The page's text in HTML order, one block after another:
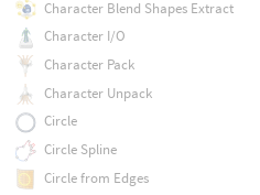
Character Blend Shapes Extract
Character I/O
Character Pack
Character Unpack
Circle
Circle Spline
Circle from Edges